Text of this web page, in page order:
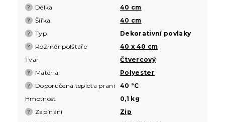
? Délka 40 cm
? Šířka 40 cm
? Typ Dekorativní povlaky
? Rozměr polštáře
40 x 40 cm
Tvar
Čtvercový
? Materiál Polyester
? Doporučená teplota praní
40 °C
Hmotnost
0,1 kg
? Zapínání
Zip